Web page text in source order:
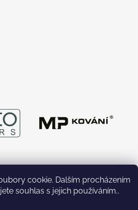
cookie. Dalším procházením
souhlas s jejich používáním..